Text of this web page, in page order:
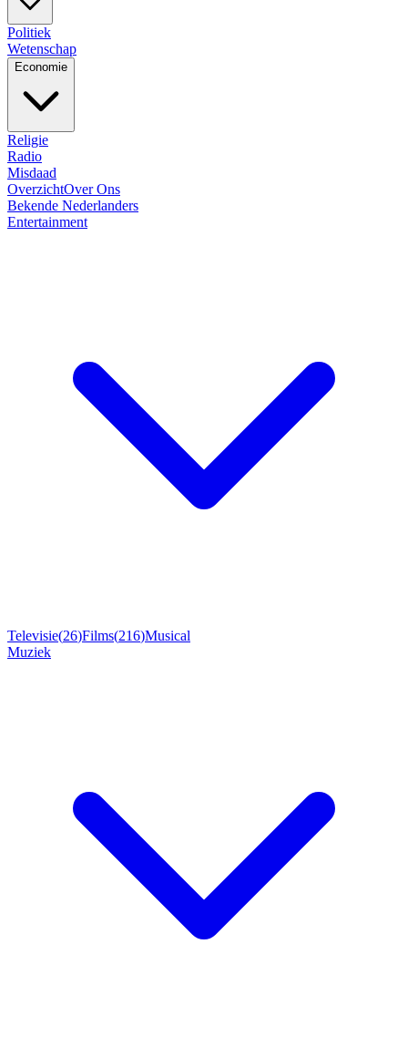
Politiek
Wetenschap
Economie
Religie
Radio
Misdaad
OverzichtOver Ons
Bekende Nederlanders
Entertainment
Televisie(26)Films(216)Musical
Muziek